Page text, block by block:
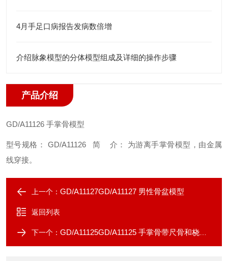
4月手足口病报告发病数倍增
介绍脉象模型的分体模型组成及详细的操作步骤
产品介绍
GD/A11126 手掌骨模型
型号规格： GD/A11126
简 介： 为游离手掌骨模型，由金属
线穿接。
上一个： GD/A11127GD/A11127 男性骨盆模型
返回列表
下一个： GD/A11125GD/A11125 手掌骨带尺骨和桡骨模型